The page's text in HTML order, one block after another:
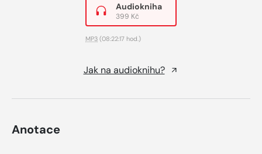
Audiokniha
399 Kč
MP3 (08:22:17 hod.)
Jak na audioknihu?
Anotace